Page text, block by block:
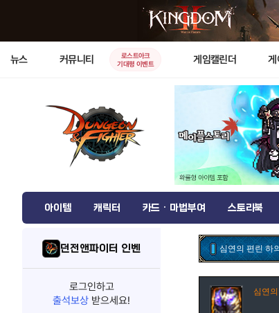
뉴스 커뮤니티
로스트아크
기대평 이벤트
게임캘린더 게
아이템 캐릭터 카드 · 마법부여 스토리북
던전앤파이터 인벤
로그인하고
출석보상 받으세요!
심연의 편린 하
심연